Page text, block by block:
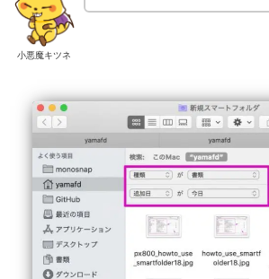
小悪魔キツネ